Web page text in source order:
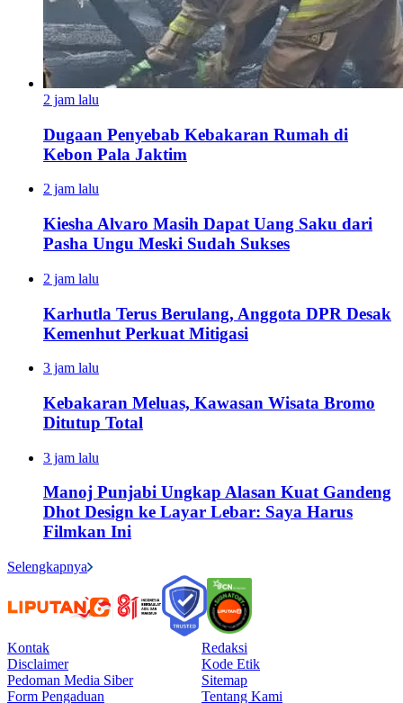
2 jam lalu
Dugaan Penyebab Kebakaran Rumah di
Kebon Pala Jaktim
2 jam lalu
Kiesha Alvaro Masih Dapat Uang Saku dari
Pasha Ungu Meski Sudah Sukses
2 jam lalu
Karhutla Terus Berulang, Anggota DPR Desak
Kemenhut Perkuat Mitigasi
3 jam lalu
Kebakaran Meluas, Kawasan Wisata Bromo
Ditutup Total
3 jam lalu
Manoj Punjabi Ungkap Alasan Kuat Gandeng
Dhot Design ke Layar Lebar: Saya Harus
Filmkan Ini
Selengkapnya
Kontak
Redaksi
Disclaimer
Kode Etik
Pedoman Media Siber
Sitemap
Form Pengaduan
Tentang Kami